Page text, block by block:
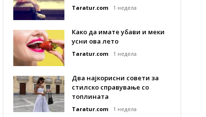
Taratur.com 1 недела
Како да имате убави и меки
усни ова лето
Taratur.com 1 недела
Два најкорисни совети за
стилско справување со
топлината
Taratur.com 1 недела